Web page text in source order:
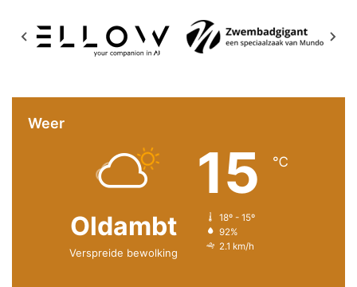
Weer
Oldambt
Verspreide bewolking
15 ℃
18º - 15º
92%
2.1 km/h